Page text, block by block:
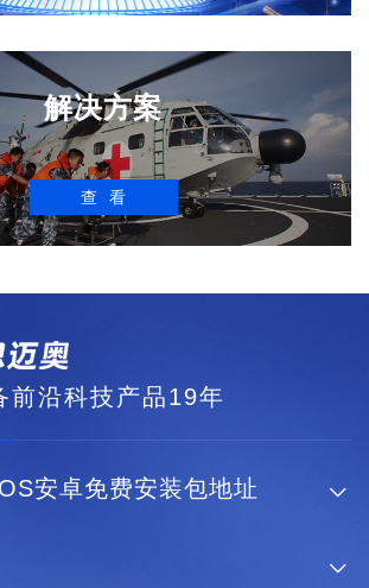
解决方案
查看
前沿科技产品19年
安卓免费安装包地址 
